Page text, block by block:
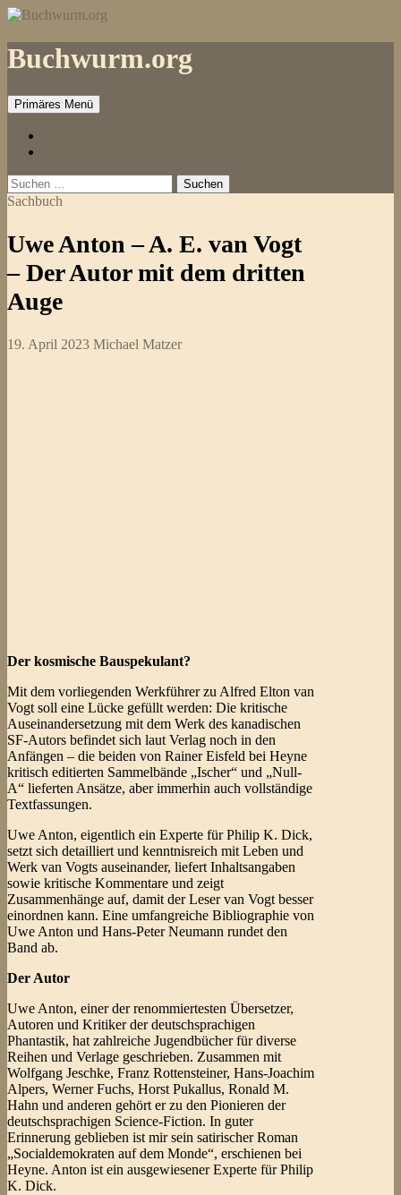
Zum
springen
Buchwurm.org
Primäres Menü
Suchen
nach:
Sachbuch
Uwe Anton – A. E. van Vogt
– Der Autor mit dem dritten
Auge
19. April 2023 Michael Matzer
Der kosmische Bauspekulant?
Mit dem vorliegenden Werkführer zu Alfred Elton van
Vogt soll eine Lücke gefüllt werden: Die kritische
Auseinandersetzung mit dem Werk des kanadischen
SF-Autors befindet sich laut Verlag noch in den
Anfängen – die beiden von Rainer Eisfeld bei Heyne
kritisch editierten Sammelbände „Ischer“ und „Null-
A“ lieferten Ansätze, aber immerhin auch vollständige
Textfassungen.
Uwe Anton, eigentlich ein Experte für Philip K. Dick,
setzt sich detailliert und kenntnisreich mit Leben und
Werk van Vogts auseinander, liefert Inhaltsangaben
sowie kritische Kommentare und zeigt
Zusammenhänge auf, damit der Leser van Vogt besser
einordnen kann. Eine umfangreiche Bibliographie von
Uwe Anton und Hans-Peter Neumann rundet den
Band ab.
Der Autor
Uwe Anton, einer der renommiertesten Übersetzer,
Autoren und Kritiker der deutschsprachigen
Phantastik, hat zahlreiche Jugendbücher für diverse
Reihen und Verlage geschrieben. Zusammen mit
Wolfgang Jeschke, Franz Rottensteiner, Hans-Joachim
Alpers, Werner Fuchs, Horst Pukallus, Ronald M.
Hahn und anderen gehört er zu den Pionieren der
deutschsprachigen Science-Fiction. In guter
Erinnerung geblieben ist mir sein satirischer Roman
„Socialdemokraten auf dem Monde“, erschienen bei
Heyne. Anton ist ein ausgewiesener Experte für Philip
K. Dick.